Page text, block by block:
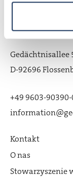
Pomnik
Flossenbürg
Gedächtnisallee
D-92696
+49 9603-90390-
Kontakt
O nas
Stowarzyszenie